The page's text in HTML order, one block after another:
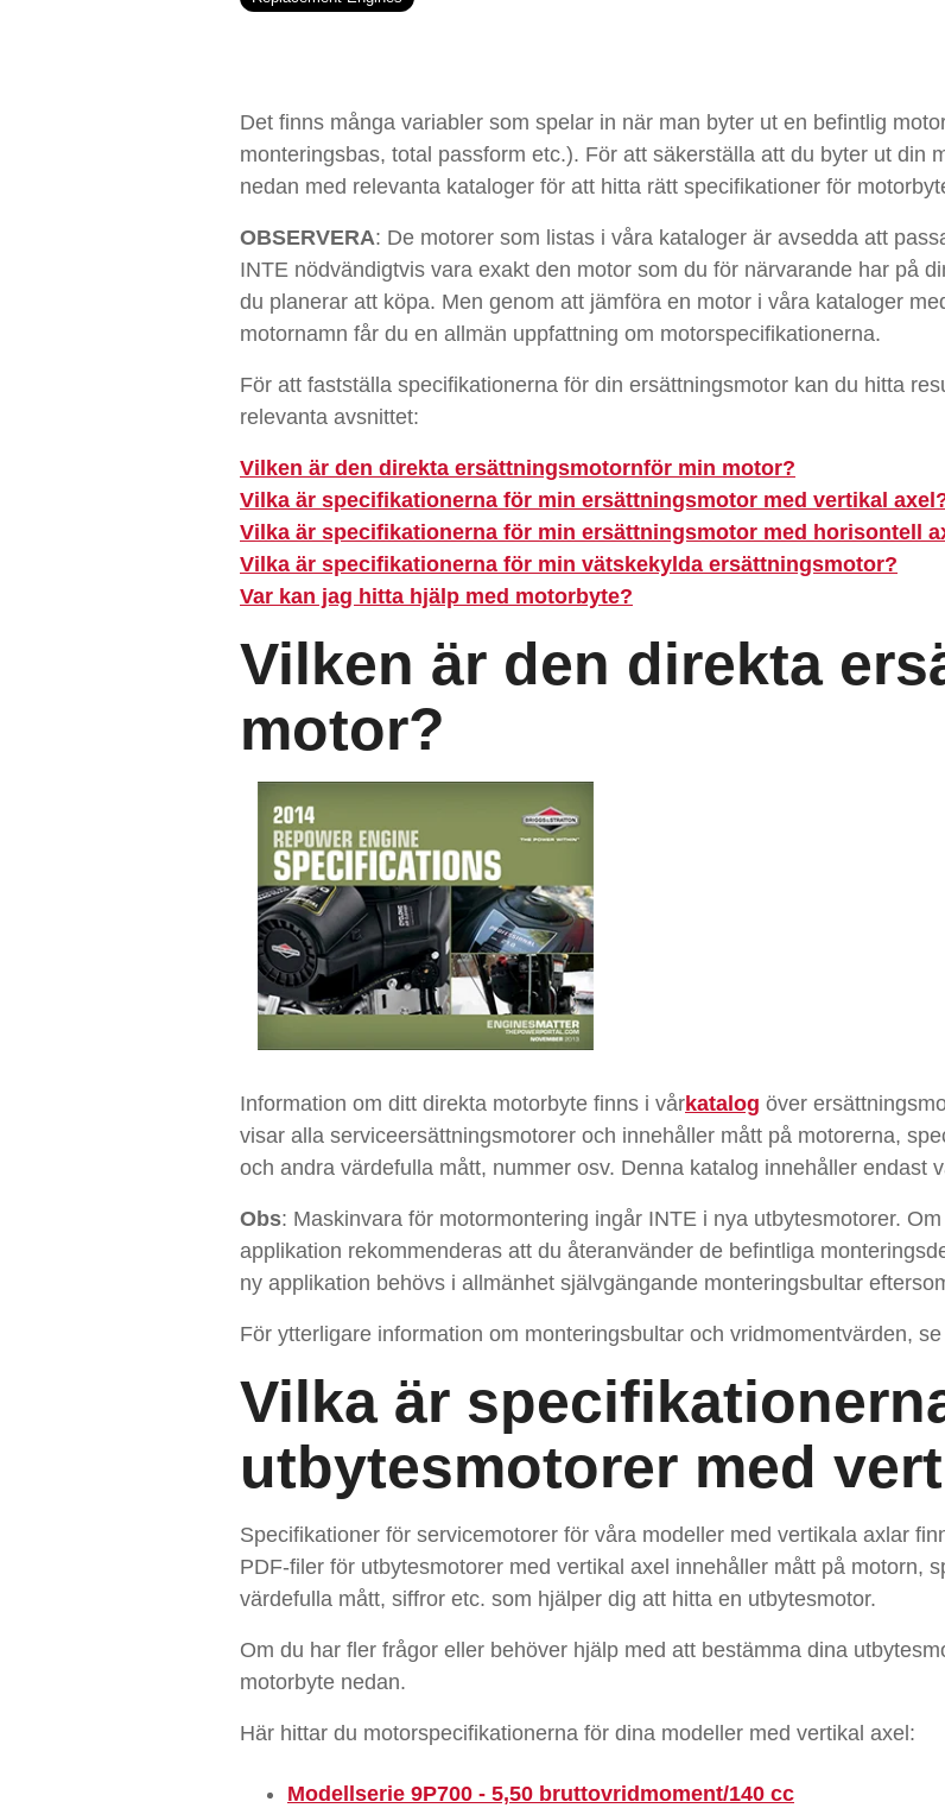
Det finns många variabler som spelar in när man byter ut en befintlig
monteringsbas, total passform etc.). För att säkerställa att du byter ut din
nedan med relevanta kataloger för att hitta rätt specifikationer för
OBSERVERA: De motorer som listas i våra kataloger är avsedda att
INTE nödvändigtvis vara exakt den motor som du för närvarande har på
du planerar att köpa. Men genom att jämföra en motor i våra kataloger
motornamn får du en allmän uppfattning om motorspecifikationerna.
För att fastställa specifikationerna för din ersättningsmotor kan du hitta
relevanta avsnittet:
Vilken är den direkta ersättningsmotornför min motor?
Vilka är specifikationerna för min ersättningsmotor med vertikal axel
Vilka är specifikationerna för min ersättningsmotor med horisontell
Vilka är specifikationerna för min vätskekylda ersättningsmotor?
Var kan jag hitta hjälp med motorbyte?
Vilken är den direkta
motor?
Information om ditt direkta motorbyte finns i vårkatalog över
visar alla serviceersättningsmotorer och innehåller mått på motorerna,
och andra värdefulla mått, nummer osv. Denna katalog innehåller endast
Obs: Maskinvara för motormontering ingår INTE i nya utbytesmotorer.
applikation rekommenderas att du återanvänder de befintliga
ny applikation behövs i allmänhet självgängande monteringsbultar
För ytterligare information om monteringsbultar och vridmomentvärden,
Vilka är
utbytesmotorer med
Specifikationer för servicemotorer för våra modeller med vertikala axlar
PDF-filer för utbytesmotorer med vertikal axel innehåller mått på motorn,
värdefulla mått, siffror etc. som hjälper dig att hitta en utbytesmotor.
Om du har fler frågor eller behöver hjälp med att bestämma dina
motorbyte nedan.
Här hittar du motorspecifikationerna för dina modeller med vertikal axel:
Modellserie 9P700 - 5,50 bruttovridmoment/140 cc